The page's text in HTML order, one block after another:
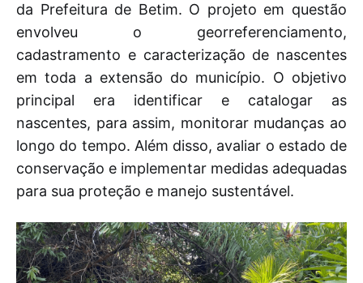
da Prefeitura de Betim. O projeto em questão
envolveu o georreferenciamento,
cadastramento e caracterização de nascentes
em toda a extensão do município. O objetivo
principal era identificar e catalogar as
nascentes, para assim, monitorar mudanças ao
longo do tempo. Além disso, avaliar o estado de
conservação e implementar medidas adequadas
para sua proteção e manejo sustentável.